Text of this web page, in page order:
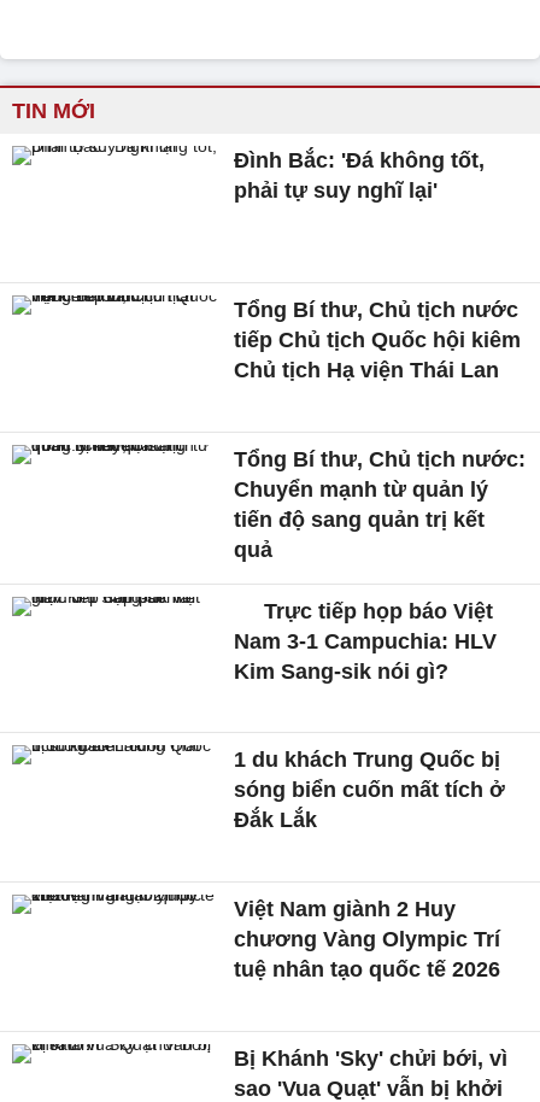
TIN MỚI
Đình Bắc: 'Đá không tốt,
phải tự suy nghĩ lại'
Tổng Bí thư, Chủ tịch nước
tiếp Chủ tịch Quốc hội kiêm
Chủ tịch Hạ viện Thái Lan
Tổng Bí thư, Chủ tịch nước:
Chuyển mạnh từ quản lý
tiến độ sang quản trị kết
quả
Trực tiếp họp báo Việt
Nam 3-1 Campuchia: HLV
Kim Sang-sik nói gì?
1 du khách Trung Quốc bị
sóng biển cuốn mất tích ở
Đắk Lắk
Việt Nam giành 2 Huy
chương Vàng Olympic Trí
tuệ nhân tạo quốc tế 2026
Bị Khánh 'Sky' chửi bới, vì
sao 'Vua Quạt' vẫn bị khởi